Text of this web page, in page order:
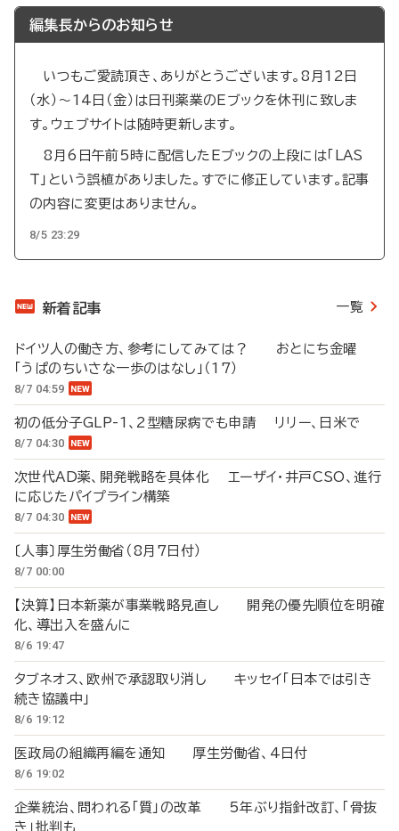
編集長からのお知らせ
いつもご愛読頂き、ありがとうございます。8月12日
（水）～14日（金）は日刊薬業のEブックを休刊に致しま
す。ウェブサイトは随時更新します。
8月6日午前5時に配信したEブックの上段には「LAS
T」という誤植がありました。すでに修正しています。記事
の内容に変更はありません。
8/5 23:29
新着記事 一覧
ドイツ人の働き方、参考にしてみては？ おとにち金曜
「うぱのちいさな一歩のはなし」（17）
8/7 04:59
初の低分子GLP-1、2型糖尿病でも申請 リリー、日米で
8/7 04:30
次世代AD薬、開発戦略を具体化 エーザイ・井戸CSO、進行
に応じたパイプライン構築
8/7 04:30
〔人事〕厚生労働省（8月7日付）
8/7 00:00
【決算】日本新薬が事業戦略見直し 開発の優先順位を明確
化、導出入を盛んに
8/6 19:47
タブネオス、欧州で承認取り消し キッセイ「日本では引き
続き協議中」
8/6 19:12
医政局の組織再編を通知 厚生労働省、4日付
8/6 19:02
企業統治、問われる「質」の改革 5年ぶり指針改訂、「骨抜
き」批判も